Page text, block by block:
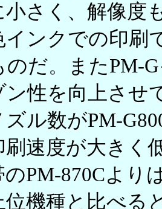
小さく、解像度
インクでの印刷
のだ。またPM-
ン性を向上させ
ズル数がPM-
刷速度が大きく
のPM-870Cより
位機種と比べる